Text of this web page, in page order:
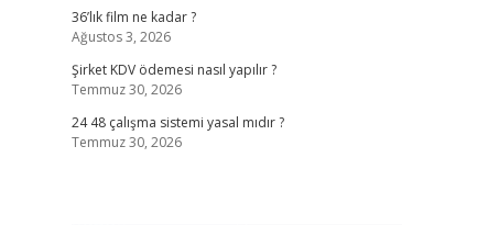
36’lık film ne kadar ?
Ağustos 3, 2026
Şirket KDV ödemesi nasıl yapılır ?
Temmuz 30, 2026
24 48 çalışma sistemi yasal mıdır ?
Temmuz 30, 2026